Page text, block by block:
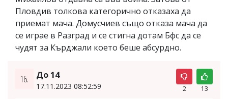
Пловдив толкова категорично отказаха да
приемат мача. Домусчиев също отказа мача да
се играе в Разград и се стигна дотам Бфс да се
чудят за Кърджали което беше абсурдно.
16. До 14
17.11.2023 08:52:59 2 13